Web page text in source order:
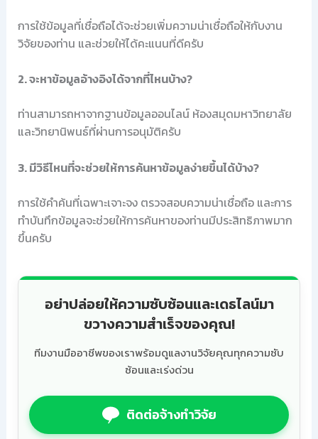
การใช้ข้อมูลที่เชื่อถือได้จะช่วยเพิ่มความน่าเชื่อถือให้กับงาน
วิจัยของท่าน และช่วยให้ได้คะแนนที่ดีครับ
2. จะหาข้อมูลอ้างอิงได้จากที่ไหนบ้าง?
ท่านสามารถหาจากฐานข้อมูลออนไลน์ ห้องสมุดมหาวิทยาลัย
และวิทยานิพนธ์ที่ผ่านการอนุมัติครับ
3. มีวิธีไหนที่จะช่วยให้การค้นหาข้อมูลง่ายขึ้นได้บ้าง?
การใช้คำค้นที่เฉพาะเจาะจง ตรวจสอบความน่าเชื่อถือ และการ
ทำบันทึกข้อมูลจะช่วยให้การค้นหาของท่านมีประสิทธิภาพมาก
ขึ้นครับ
อย่าปล่อยให้ความซับซ้อนและเดธไลน์มา
ขวางความสำเร็จของคุณ!
ทีมงานมืออาชีพของเราพร้อมดูแลงานวิจัยคุณทุกความซับ
ซ้อนและเร่งด่วน
ติดต่อจ้างทำวิจัย